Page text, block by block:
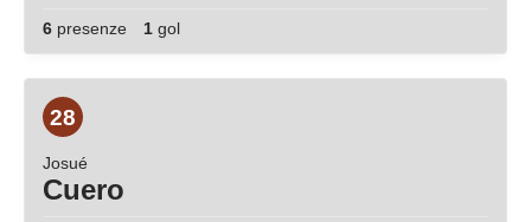
6 presenze 1 gol
28
Josué
Cuero